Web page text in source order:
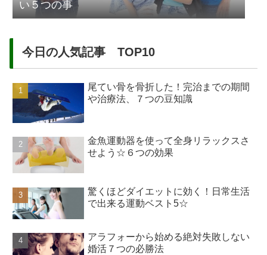
い５つの事
今日の人気記事 TOP10
尾てい骨を骨折した！完治までの期間
や治療法、７つの豆知識
金魚運動器を使って全身リラックスさ
せよう☆６つの効果
驚くほどダイエットに効く！日常生活
で出来る運動ベスト5☆
アラフォーから始める絶対失敗しない
婚活７つの必勝法